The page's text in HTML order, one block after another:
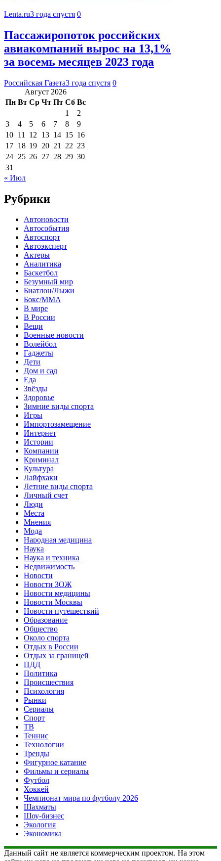
Lenta.ru3 года спустя 0
Пассажиропоток российских
авиакомпаний вырос на 13,1%
за восемь месяцев 2023 года
Российская Газета3 года спустя 0
Август 2026
Пн Вт Ср Чт Пт Сб Вс
1
2
3
4 5 6 7 8
9
10 11 12 13 14 15 16
17 18 19 20 21 22 23
24 25 26 27 28 29 30
31
« Июл
Рубрики
Автоновости
Автособытия
Автоспорт
Автоэксперт
Актеры
Аналитика
Баскетбол
Безумный мир
Биатлон/Лыжи
Бокс/MMA
В мире
В России
Вещи
Военные новости
Волейбол
Гаджеты
Дети
Дом и сад
Еда
Звёзды
Здоровье
Зимние виды спорта
Игры
Импортозамещение
Интернет
Истории
Компании
Криминал
Культура
Лайфхаки
Летние виды спорта
Личный счет
Люди
Места
Мнения
Мода
Народная медицина
Наука
Наука и техника
Недвижимость
Новости
Новости ЗОЖ
Новости медицины
Новости Москвы
Новости путешествий
Образование
Общество
Около спорта
Отдых в России
Отдых за границей
ПДД
Политика
Происшествия
Психология
Рынки
Сериалы
Спорт
ТВ
Теннис
Технологии
Тренды
Фигурное катание
Фильмы и сериалы
Футбол
Хоккей
Чемпионат мира по футболу 2026
Шахматы
Шоу-бизнес
Экология
Экономика
Данный сайт не является коммерческим проектом. На этом